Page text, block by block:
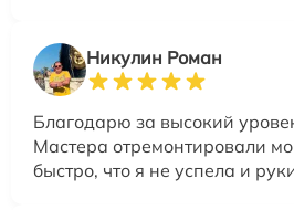
Никулин Роман
Благодарю за высокий
Мастера отремонтировали
быстро, что я не успела и